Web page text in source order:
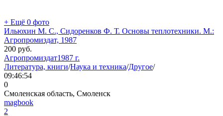
+ Ещё 0 фото
Ильюхин М. С., Сидоренков Ф. Т. Основы теплотехники. М.:
Агропромиздат, 1987
200 руб.
Агропромиздат1987 г.
Литература, книги/Наука и техника/Другое/
09:46:54
0
Смоленская область, Смоленск
magbook
2